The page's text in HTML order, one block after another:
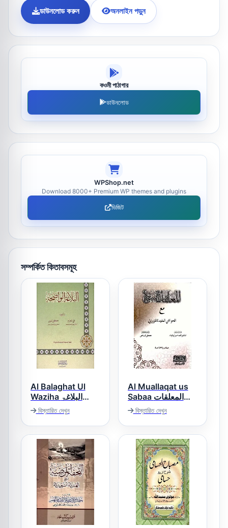
ডাউনলোড করুন অনলাইন পড়ুন
কওমী পাঠাগার
ডাউনলোড
WPShop.net
Download 8000+ Premium WP themes and plugins
ভিজিট
সম্পর্কিত কিতাবসমূহ
Al Balaghat Ul
Waziha البلاغۃ
الواضحہ
বিস্তারিত দেখুন
Al Muallaqat us
Sabaa المعلقات
السبع
বিস্তারিত দেখুন